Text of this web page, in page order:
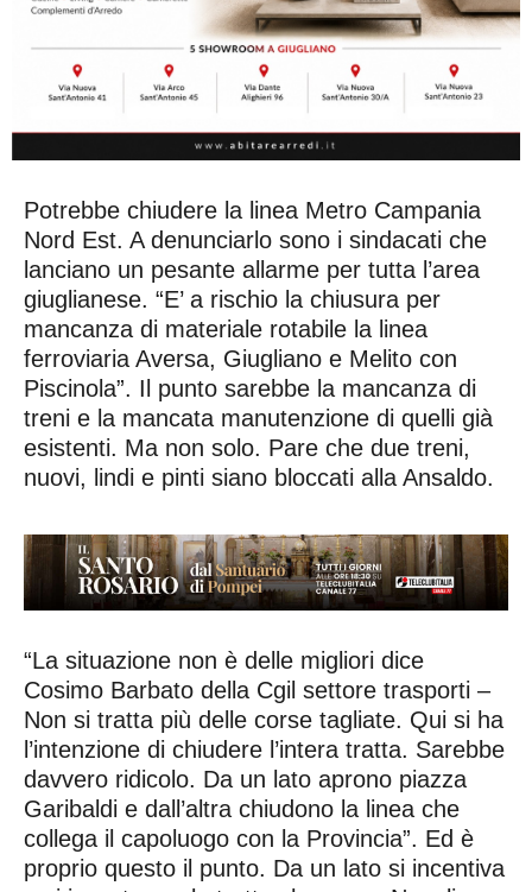
Potrebbe chiudere la linea Metro Campania
Nord Est. A denunciarlo sono i sindacati che
lanciano un pesante allarme per tutta l’area
giuglianese. “E’ a rischio la chiusura per
mancanza di materiale rotabile la linea
ferroviaria Aversa, Giugliano e Melito con
Piscinola”. Il punto sarebbe la mancanza di
treni e la mancata manutenzione di quelli già
esistenti. Ma non solo. Pare che due treni,
nuovi, lindi e pinti siano bloccati alla Ansaldo.
“La situazione non è delle migliori dice
Cosimo Barbato della Cgil settore trasporti –
Non si tratta più delle corse tagliate. Qui si ha
l’intenzione di chiudere l’intera tratta. Sarebbe
davvero ridicolo. Da un lato aprono piazza
Garibaldi e dall’altra chiudono la linea che
collega il capoluogo con la Provincia”. Ed è
proprio questo il punto. Da un lato si incentiva